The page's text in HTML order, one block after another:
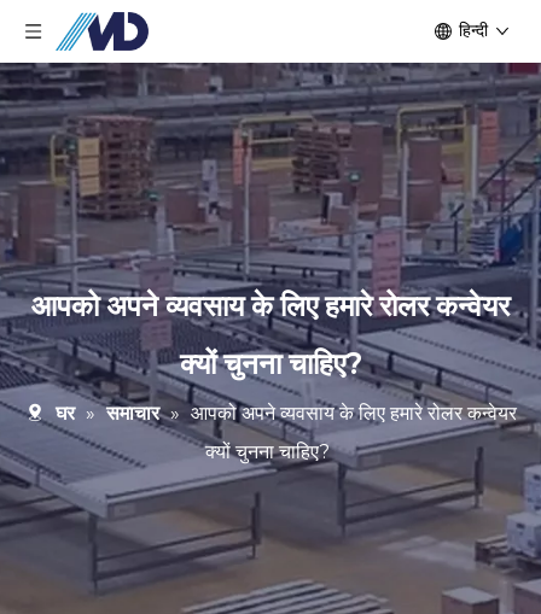
हिन्दी
आपको अपने व्यवसाय के लिए हमारे रोलर कन्वेयर
क्यों चुनना चाहिए?
घर » समाचार » आपको अपने व्यवसाय के लिए हमारे रोलर कन्वेयर
क्यों चुनना चाहिए?